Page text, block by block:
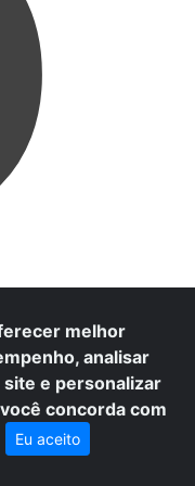
melhor
analisar
e personalizar
concorda com
Eu aceito